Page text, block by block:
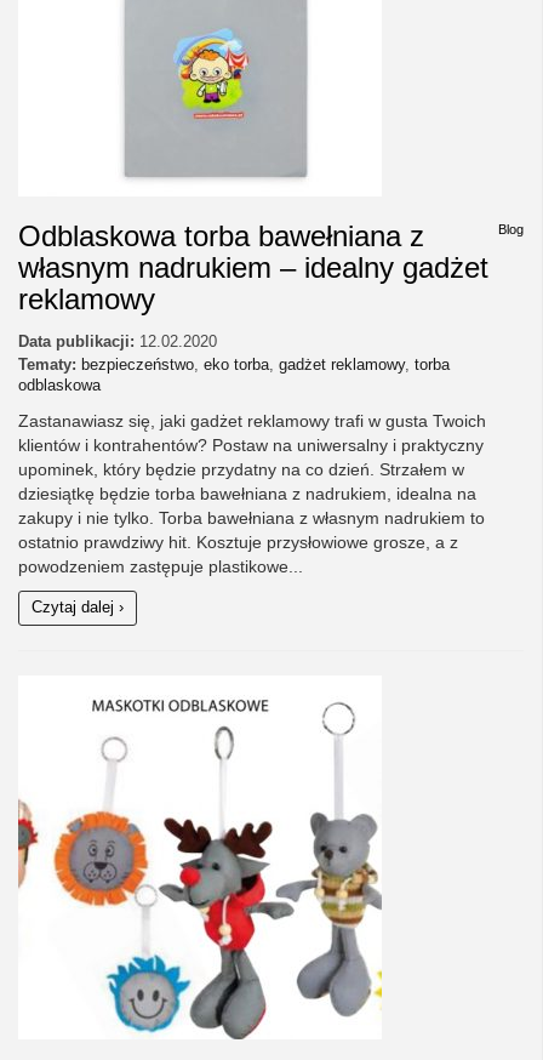
Blog
Odblaskowa torba bawełniana z
własnym nadrukiem – idealny gadżet
reklamowy
Data publikacji: 12.02.2020
Tematy: bezpieczeństwo, eko torba, gadżet reklamowy, torba
odblaskowa
Zastanawiasz się, jaki gadżet reklamowy trafi w gusta Twoich
klientów i kontrahentów? Postaw na uniwersalny i praktyczny
upominek, który będzie przydatny na co dzień. Strzałem w
dziesiątkę będzie torba bawełniana z nadrukiem, idealna na
zakupy i nie tylko. Torba bawełniana z własnym nadrukiem to
ostatnio prawdziwy hit. Kosztuje przysłowiowe grosze, a z
powodzeniem zastępuje plastikowe...
Czytaj dalej ›